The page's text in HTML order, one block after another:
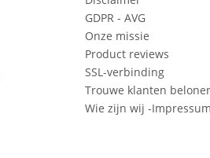
GDPR - AVG
Onze missie
Product reviews
SSL-verbinding
Trouwe klanten
Wie zijn wij -